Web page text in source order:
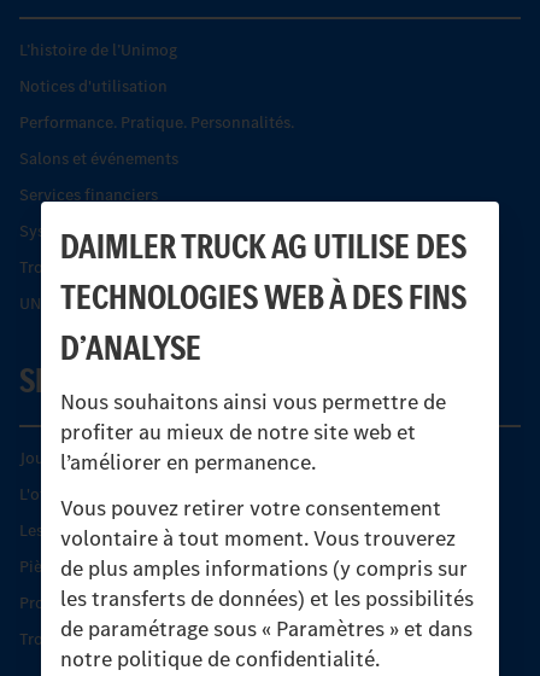
DAIMLER TRUCK AG UTILISE DES
TECHNOLOGIES WEB À DES FINS
D’ANALYSE
Nous souhaitons ainsi vous permettre de
profiter au mieux de notre site web et
l’améliorer en permanence.
Vous pouvez retirer votre consentement
volontaire à tout moment. Vous trouverez
de plus amples informations (y compris sur
les transferts de données) et les possibilités
de paramétrage sous « Paramètres » et dans
notre politique de confidentialité.
L’histoire de l’Unimog
Notices d'utilisation
Performance. Pratique. Personnalités.
Salons et événements
Services financiers
Systèmes de sécurité Econic
Trouver un partenaire
UNI-TOUCH®
SERVICE
Journées diagnostic Technique S.A.V Unimog
L'offre de services Unimog
Les produits phares
Pièces d’origine
Protection et maintien de la valeur
Trouver un partenaire